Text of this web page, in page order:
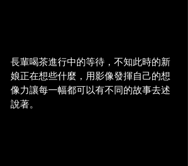
長輩喝茶進行中的等待，不知此時的新
娘正在想些什麼，用影像發揮自己的想
像力讓每一幅都可以有不同的故事去述
說著。